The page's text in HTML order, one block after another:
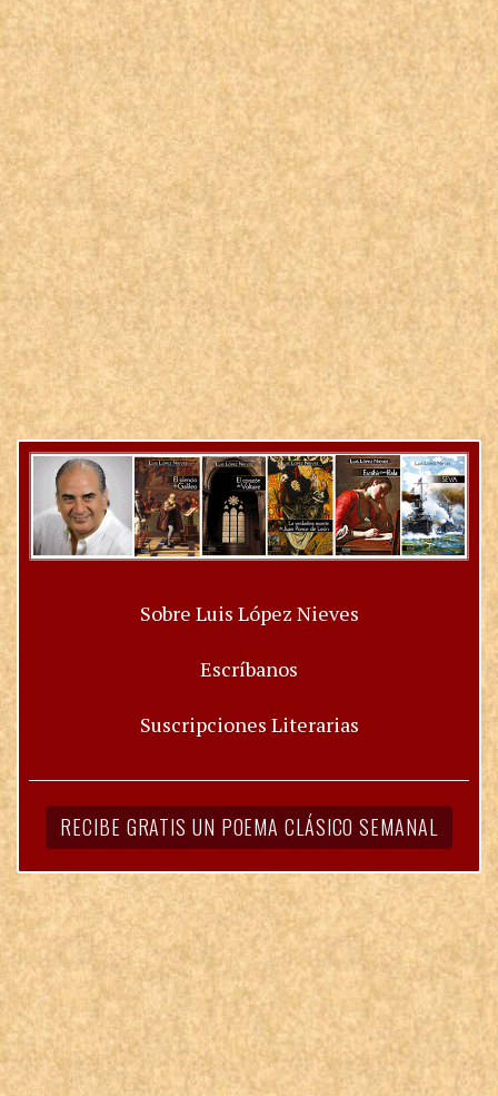
Sobre Luis López Nieves
Escríbanos
Suscripciones Literarias
RECIBE GRATIS UN POEMA CLÁSICO SEMANAL